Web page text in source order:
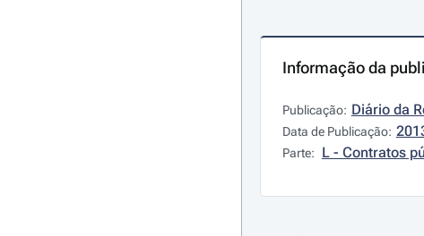
Informação da
Publicação: Diário da
Data de Publicação:
Parte: L - Contratos